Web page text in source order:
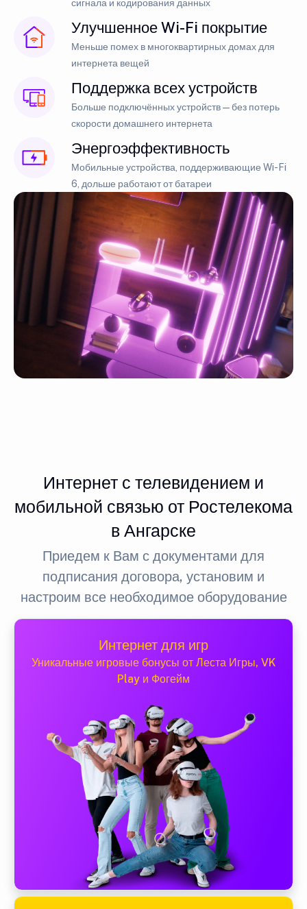
сигнала и кодирования данных
Улучшенное Wi-Fi покрытие
Меньше помех в многоквартирных домах для
интернета вещей
Поддержка всех устройств
Больше подключённых устройств — без потерь
скорости домашнего интернета
Энергоэффективность
Мобильные устройства, поддерживающие Wi-Fi
6, дольше работают от батареи
Интернет с телевидением и
мобильной связью от Ростелекома
в Ангарске
Приедем к Вам с документами для
подписания договора, установим и
настроим все необходимое оборудование
Интернет для игр
Уникальные игровые бонусы от Леста Игры, VK
Play и Фогейм